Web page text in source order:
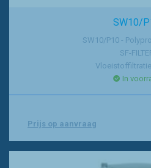
SW10/
SW10/P10 -
SF-
In
Prijs op aanvraag